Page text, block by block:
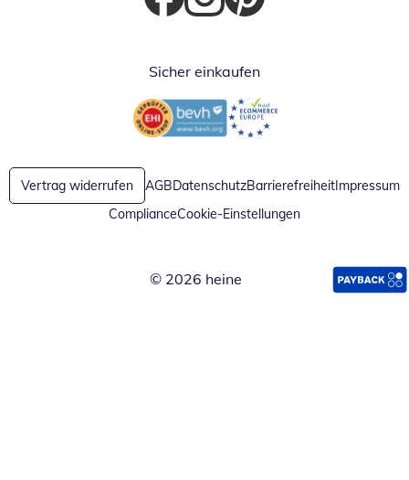
Öffnet in neuem Fenster
Öffnet in neuem Fenster
Öffnet in neuem Fenster
Sicher einkaufen
Öffnet in neuem FensterÖffnet in neuem Fenster
Vertrag widerrufen AGBDatenschutzBarrierefreiheitImpressum
ComplianceCookie-Einstellungen
© 2026 heine